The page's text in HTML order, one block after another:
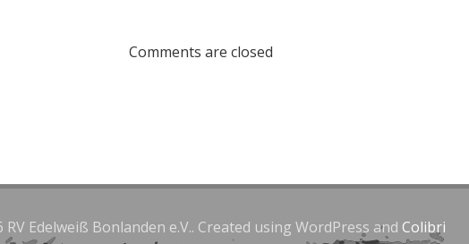
Comments are closed
RV Edelweiß Bonlanden e.V.. Created using WordPress and Colibri